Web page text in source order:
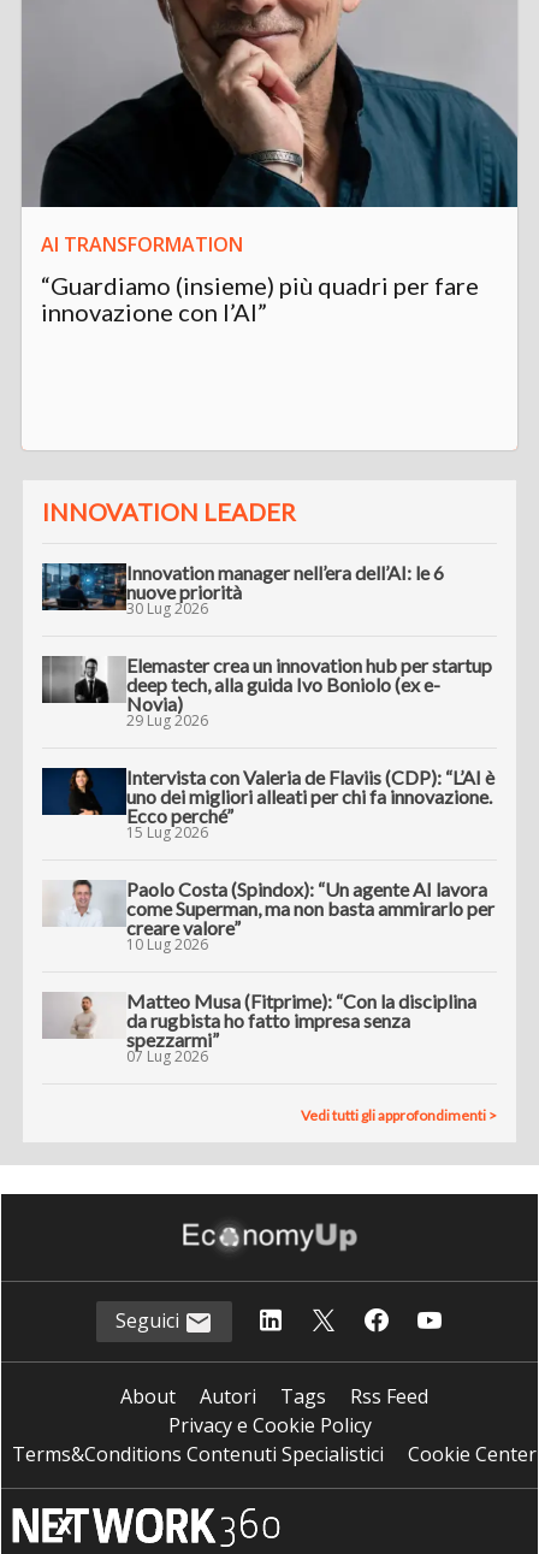
AI TRANSFORMATION
“Guardiamo (insieme) più quadri per fare
innovazione con l’AI”
INNOVATION LEADER
Innovation manager nell’era dell’AI: le 6
nuove priorità
30 Lug 2026
Elemaster crea un innovation hub per startup
deep tech, alla guida Ivo Boniolo (ex e-
Novia)
29 Lug 2026
Intervista con Valeria de Flaviis (CDP): “L’AI è
uno dei migliori alleati per chi fa innovazione.
Ecco perché”
15 Lug 2026
Paolo Costa (Spindox): “Un agente AI lavora
come Superman, ma non basta ammirarlo per
creare valore”
10 Lug 2026
Matteo Musa (Fitprime): “Con la disciplina
da rugbista ho fatto impresa senza
spezzarmi”
07 Lug 2026
Vedi tutti gli approfondimenti >
Seguici
About Autori Tags
Rss Feed
Privacy e Cookie Policy
Terms&Conditions Contenuti Specialistici
Cookie Center